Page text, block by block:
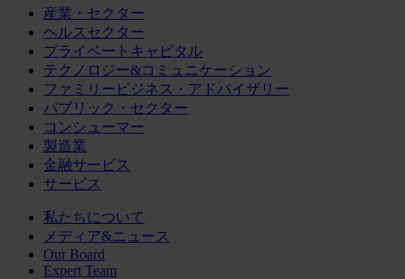
産業・セクター
ヘルスセクター
プライベートキャピタル
テクノロジー&コミュニケーション
ファミリービジネス・アドバイザリー
パブリック・セクター
コンシューマー
製造業
金融サービス
サービス
私たちについて
メディア&ニュース
Our Board
Expert Team